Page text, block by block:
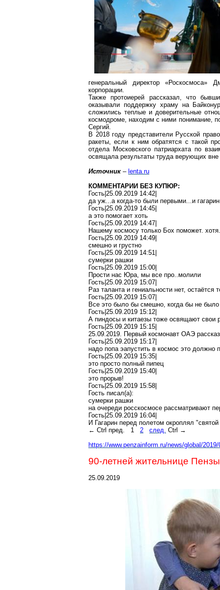
генеральный директор «Роскосмоса»
корпорации.
Также протоиерей рассказал, что
оказывали поддержку храму на
сложились теплые и доверительные
космодроме, находим с ними понимание,
Сергий.
В 2018 году представители Русской
ракеты, если к ним обратятся с такой
отдела Московского патриархата по
освящала результаты труда верующих вне
Источник – lenta.ru
КОММЕНТАРИИ БЕЗ КУПЮР:
Гость|25.09.2019 14:42|
да уж...акогда-то были первыми...и гагарин
Гость|25.09.2019 14:45|
а это помогает хоть
Гость|25.09.2019 14:47|
Нашему космосу только Бох поможет. х
Гость|25.09.2019 14:49|
смешно и грустно
Гость|25.09.2019 14:51|
сумерки рашки
Гость|25.09.2019 15:00|
Прости нас Юра, мы все про..молили
Гость|25.09.2019 15:07|
Раз таланта и гениальности нет, остаётся
Гость|25.09.2019 15:07|
Все это было бы смешно, когда бы не было
Гость|25.09.2019 15:12|
А пиндосы и китаезы тоже освящают свои
Гость|25.09.2019 15:15|
25.09.2019. Первый космонавт ОАЭ
Гость|25.09.2019 15:17|
надо попа эапустить в космос это должно
Гость|25.09.2019 15:35|
это просто полный пипец
Гость|25.09.2019 15:40|
это прорыв!
Гость|25.09.2019 15:58|
Гость писал(a):
сумерки рашки
на очереди росскосмосе рассматривают
Гость|25.09.2019 16:04|
И Гагарин перед полетом окроплял
← Ctrl пред. 1 2 след. Ctrl →
https://www.penzainform.ru/news/global/
90-летней жительнице
25.09.2019